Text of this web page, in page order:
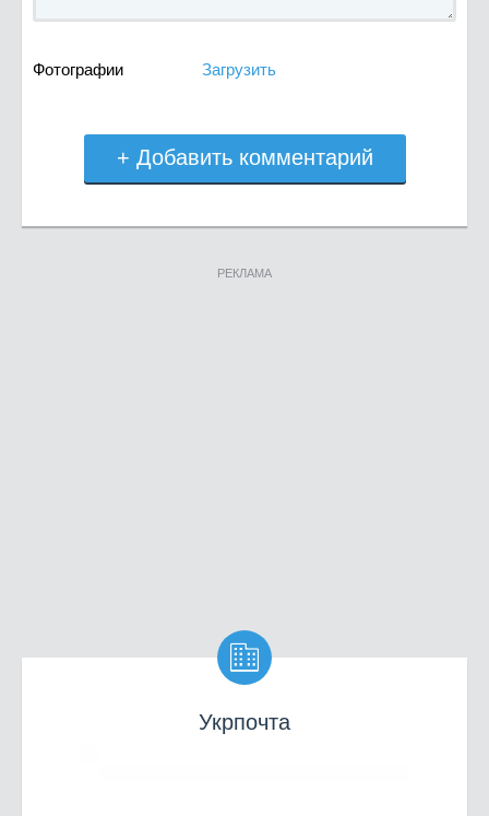
Фотографии Загрузить
+ Добавить комментарий
РЕКЛАМА

Укрпочта